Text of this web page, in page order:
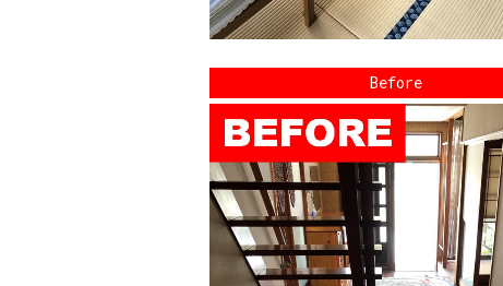
Before